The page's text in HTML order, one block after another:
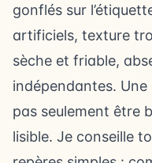
gonflés sur
artificiels, texture
sèche et friable,
indépendantes.
pas seulement être
lisible. Je conseille